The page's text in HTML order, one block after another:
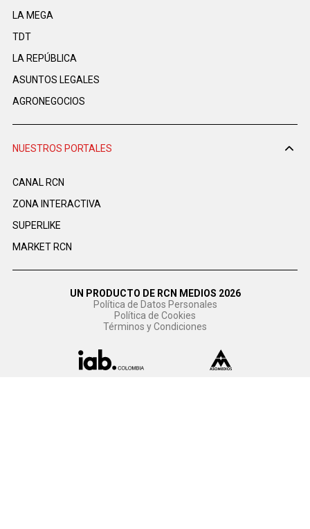
LA MEGA
TDT
LA REPÚBLICA
ASUNTOS LEGALES
AGRONEGOCIOS
NUESTROS PORTALES
CANAL RCN
ZONA INTERACTIVA
SUPERLIKE
MARKET RCN
UN PRODUCTO DE RCN MEDIOS 2026
Política de Datos Personales
Política de Cookies
Términos y Condiciones